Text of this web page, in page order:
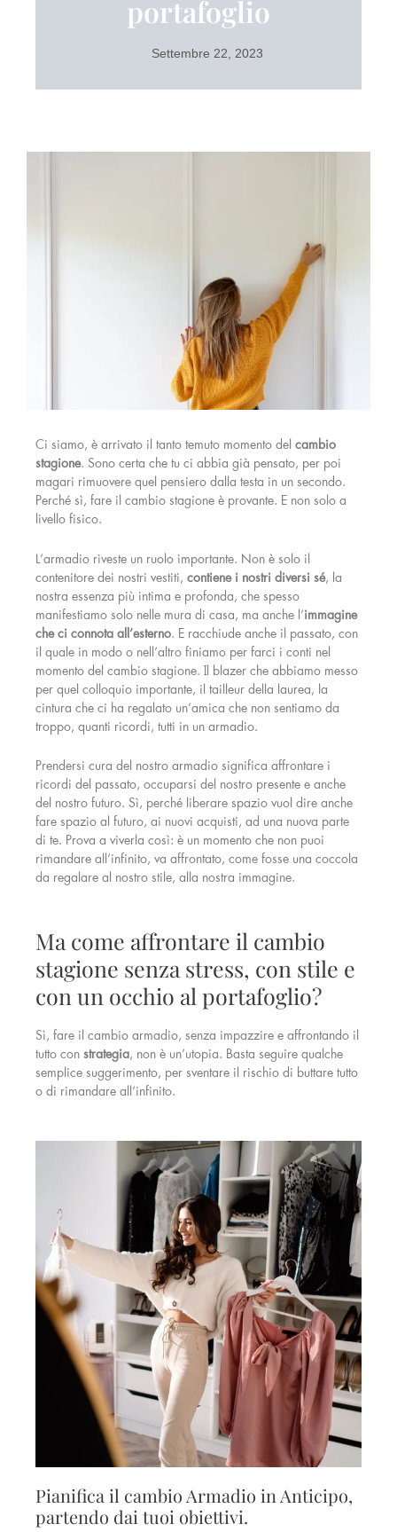
portafoglio
Settembre 22, 2023
Ci siamo, è arrivato il tanto temuto momento del cambio
stagione. Sono certa che tu ci abbia già pensato, per poi
magari rimuovere quel pensiero dalla testa in un secondo.
Perché sì, fare il cambio stagione è provante. E non solo a
livello fisico.
L’armadio riveste un ruolo importante. Non è solo il
contenitore dei nostri vestiti, contiene i nostri diversi sé, la
nostra essenza più intima e profonda, che spesso
manifestiamo solo nelle mura di casa, ma anche l’immagine
che ci connota all’esterno. E racchiude anche il passato, con
il quale in modo o nell’altro finiamo per farci i conti nel
momento del cambio stagione. Il blazer che abbiamo messo
per quel colloquio importante, il tailleur della laurea, la
cintura che ci ha regalato un’amica che non sentiamo da
troppo, quanti ricordi, tutti in un armadio.
Prendersi cura del nostro armadio significa affrontare i
ricordi del passato, occuparsi del nostro presente e anche
del nostro futuro. Sì, perché liberare spazio vuol dire anche
fare spazio al futuro, ai nuovi acquisti, ad una nuova parte
di te. Prova a viverla così: è un momento che non puoi
rimandare all’infinito, va affrontato, come fosse una coccola
da regalare al nostro stile, alla nostra immagine.
Ma come affrontare il cambio
stagione senza stress, con stile e
con un occhio al portafoglio?
Sì, fare il cambio armadio, senza impazzire e affrontando il
tutto con strategia, non è un’utopia. Basta seguire qualche
semplice suggerimento, per sventare il rischio di buttare tutto
o di rimandare all’infinito.
Pianifica il cambio Armadio in Anticipo,
partendo dai tuoi obiettivi.